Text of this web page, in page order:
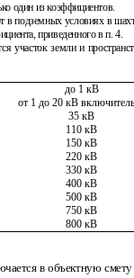
один из коэффициентов.
подземных условиях в
приведенного в п. 4.
участок земли и
до 1 кВ
от 1 до 20 кВ
35 кВ
110 кВ
150 кВ
220 кВ
330 кВ
400 кВ
500 кВ
750 кВ
800 кВ
в объектную